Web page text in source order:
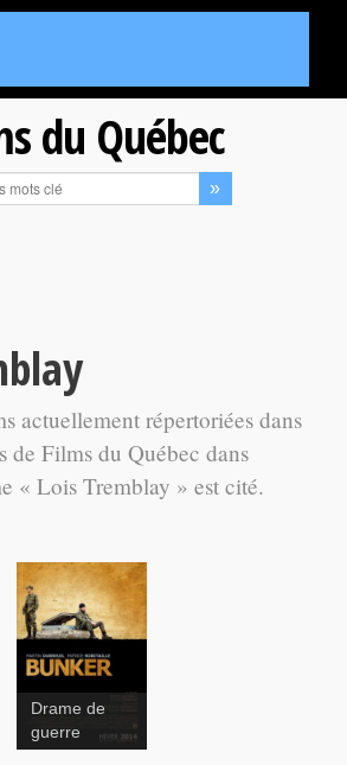
du Québec
actuellement répertoriées dans
de Films du Québec dans
« Lois Tremblay » est cité.
Drame de
guerre